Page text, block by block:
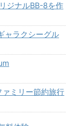
ジナルBB-8を作
ャラクシーグル
ァミリー節約旅行